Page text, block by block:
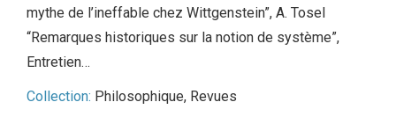
mythe de l’ineffable chez Wittgenstein”, A. Tosel
“Remarques historiques sur la notion de système”,
Entretien…
Collection: Philosophique, Revues